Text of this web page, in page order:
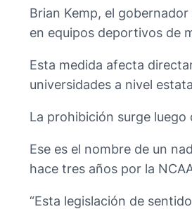
Brian Kemp, el
en equipos deportivos de
Esta medida afecta
universidades a nivel
La prohibición surge luego
Ese es el nombre de un
hace tres años por la
“Esta legislación de